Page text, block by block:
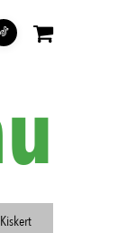
Kiskert